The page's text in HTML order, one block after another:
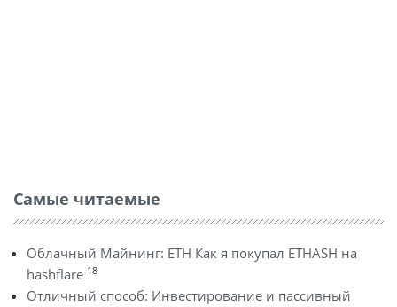
Самые читаемые
Облачный Майнинг: ETH Как я покупал ETHASH на
hashflare 18
Отличный способ: Инвестирование и пассивный